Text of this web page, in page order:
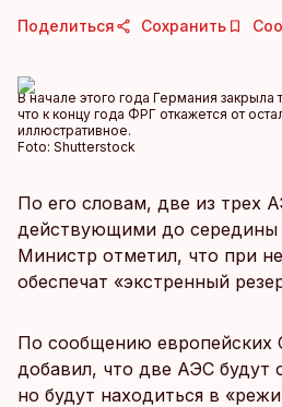
Поделиться Сохранить
В начале этого года Германия
что к концу года ФРГ откажется от
иллюстративное.
Foto: Shutterstock
По его словам, две из трех
действующими до середины
Министр отметил, что при
обеспечат «экстренный
По сообщению
добавил, что две АЭС будут
но будут находиться в